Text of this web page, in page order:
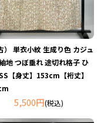
） 単衣小紋 生成り色 カジュ
地 つぼ垂れ 途切れ格子 ひ
【身丈】153cm【裄丈】
5,500円(税込)